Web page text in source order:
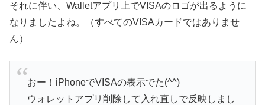
それに伴い、Walletアプリ上でVISAのロゴが出るように
なりましたよね。（すべてのVISAカードではありませ
ん）
おー！iPhoneでVISAの表示でた(^^)
ウォレットアプリ削除して入れ直しで反映しまし